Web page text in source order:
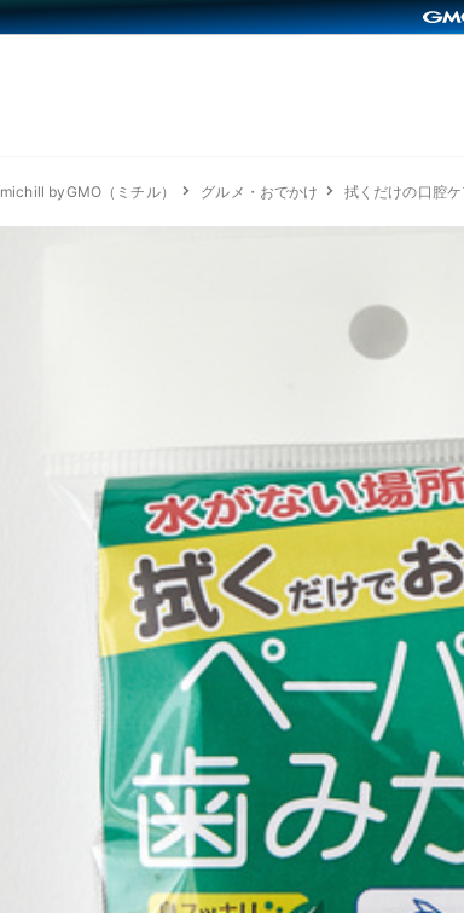
michill byGMO（ミチル） グルメ・おでかけ 拭くだけの口腔